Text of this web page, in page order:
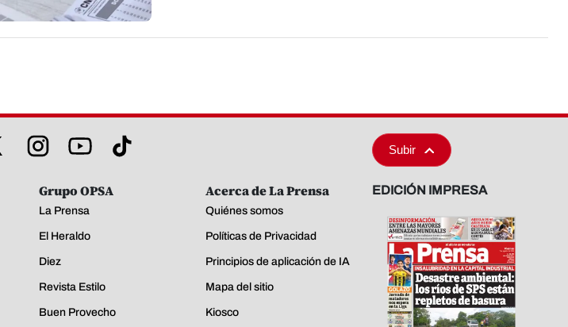
Subir
Grupo OPSA
La Prensa
El Heraldo
Diez
Revista Estilo
Buen Provecho
Acerca de La Prensa
Quiénes somos
Políticas de Privacidad
Principios de aplicación de IA
Mapa del sitio
Kiosco
EDICIÓN IMPRESA